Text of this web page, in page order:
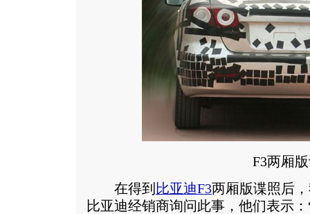
F3两厢版
在得到 比亚迪F3两厢版谍照后
比亚迪经销商询问此事，他们表示